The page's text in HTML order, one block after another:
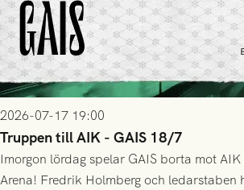
2026-07-17 19:00
Truppen till AIK - GAIS 18/7
Imorgon lördag spelar GAIS borta mot
Arena! Fredrik Holmberg och ledarstaben